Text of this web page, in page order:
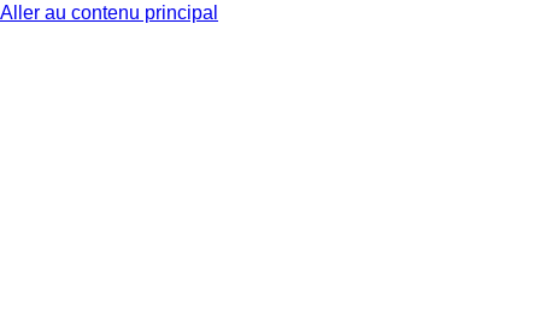
Aller au contenu principal